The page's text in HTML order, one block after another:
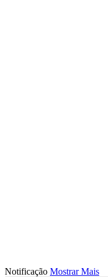
Notificação Mostrar Mais